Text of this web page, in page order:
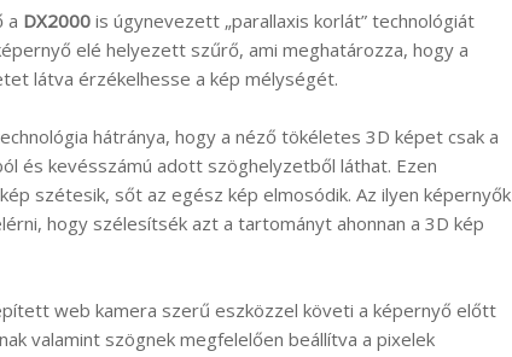
a DX2000 is úgynevezett „parallaxis korlát” technológiát
elé helyezett szűrő, ami meghatározza, hogy a
látva érzékelhesse a kép mélységét.
hátránya, hogy a néző tökéletes 3D képet csak a
és kevésszámú adott szöghelyzetből láthat. Ezen
szétesik, sőt az egész kép elmosódik. Az ilyen képernyők
hogy szélesítsék azt a tartományt ahonnan a 3D kép
web kamera szerű eszközzel követi a képernyő előtt
valamint szögnek megfelelően beállítva a pixelek